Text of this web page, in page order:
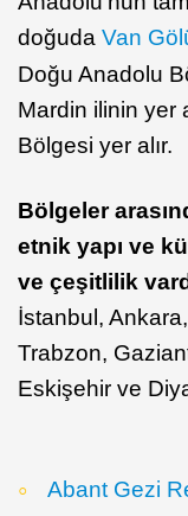
doğuda Van
Doğu Anadolu
Mardin ilinin yer
Bölgesi yer alır.
Bölgeler
etnik yapı ve
ve çeşitlilik
İstanbul,
Trabzon,
Eskişehir ve
Abant Gezi